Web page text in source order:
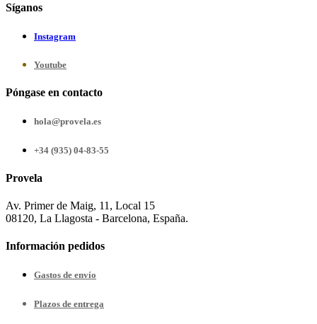
Síganos
Instagram
Youtube
Póngase en contacto
hola@provela.es
+34 (935) 04-83-55
Provela
Av. Primer de Maig, 11, Local 15
08120, La Llagosta - Barcelona, España.
Información pedidos
Gastos de envío
Plazos de entrega